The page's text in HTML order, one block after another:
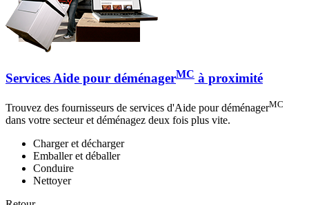
Services Aide pour déménagerMC à proximité
Trouvez des fournisseurs de services d'Aide pour déménagerMC
dans votre secteur et déménagez deux fois plus vite.
Charger et décharger
Emballer et déballer
Conduire
Nettoyer